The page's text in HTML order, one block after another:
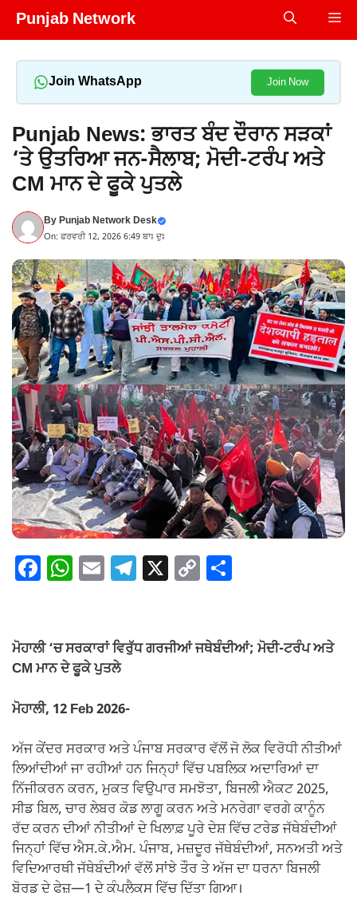
Skip
Punjab Network
Join WhatsApp Join Now
Punjab News: ਭਾਰਤ ਬੰਦ ਦੌਰਾਨ ਸੜਕਾਂ
‘ਤੇ ਉਤਰਿਆ ਜਨ-ਸੈਲਾਬ; ਮੋਦੀ-ਟਰੰਪ ਅਤੇ
CM ਮਾਨ ਦੇ ਫੂਕੇ ਪੁਤਲੇ
ByPunjab Network Desk
On: ਫਰਵਰੀ 12, 2026 6:49 ਬਾਃ ਦੁਃ
F
e
b
o
o
k
W
s
A
p
p
E T
gr
X C
y e
ਮੋਹਾਲੀ ‘ਚ ਸਰਕਾਰਾਂ ਵਿਰੁੱਧ ਗਰਜੀਆਂ ਜਥੇਬੰਦੀਆਂ; ਮੋਦੀ-ਟਰੰਪ ਅਤੇ
CM ਮਾਨ ਦੇ ਫੂਕੇ ਪੁਤਲੇ
ਮੋਹਾਲੀ, 12 Feb 2026-
ਅੱਜ ਕੇਂਦਰ ਸਰਕਾਰ ਅਤੇ ਪੰਜਾਬ ਸਰਕਾਰ ਵੱਲੋਂ ਜੋ ਲੋਕ ਵਿਰੋਧੀ ਨੀਤੀਆਂ
ਲਿਆਂਦੀਆਂ ਜਾ ਰਹੀਆਂ ਹਨ ਜਿਨ੍ਹਾਂ ਵਿੱਚ ਪਬਲਿਕ ਅਦਾਰਿਆਂ ਦਾ
ਨਿੱਜੀਕਰਨ ਕਰਨ, ਮੁਕਤ ਵਿਉਪਾਰ ਸਮਝੋਤਾ, ਬਿਜਲੀ ਐਕਟ 2025,
ਸੀਡ ਬਿਲ, ਚਾਰ ਲੇਬਰ ਕੋਡ ਲਾਗੂ ਕਰਨ ਅਤੇ ਮਨਰੇਗਾ ਵਰਗੇ ਕਾਨੂੰਨ
ਰੱਦ ਕਰਨ ਦੀਆਂ ਨੀਤੀਆਂ ਦੇ ਖਿਲਾਫ਼ ਪੂਰੇ ਦੇਸ਼ ਵਿੱਚ ਟਰੇਡ ਜੱਥੇਬੰਦੀਆਂ
ਜਿਨ੍ਹਾਂ ਵਿੱਚ ਐਸ.ਕੇ.ਐਮ. ਪੰਜਾਬ, ਮਜ਼ਦੂਰ ਜੱਥੇਬੰਦੀਆਂ, ਸਨਅਤੀ ਅਤੇ
ਵਿਦਿਆਰਥੀ ਜੱਥੇਬੰਦੀਆਂ ਵੱਲੋਂ ਸਾਂਝੇ ਤੌਰ ਤੇ ਅੱਜ ਦਾ ਧਰਨਾ ਬਿਜਲੀ
ਬੋਰਡ ਦੇ ਫੇਜ਼—1 ਦੇ ਕੰਪਲੈਕਸ ਵਿੱਚ ਦਿੱਤਾ ਗਿਆ।